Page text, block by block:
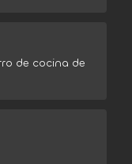
de cocina de